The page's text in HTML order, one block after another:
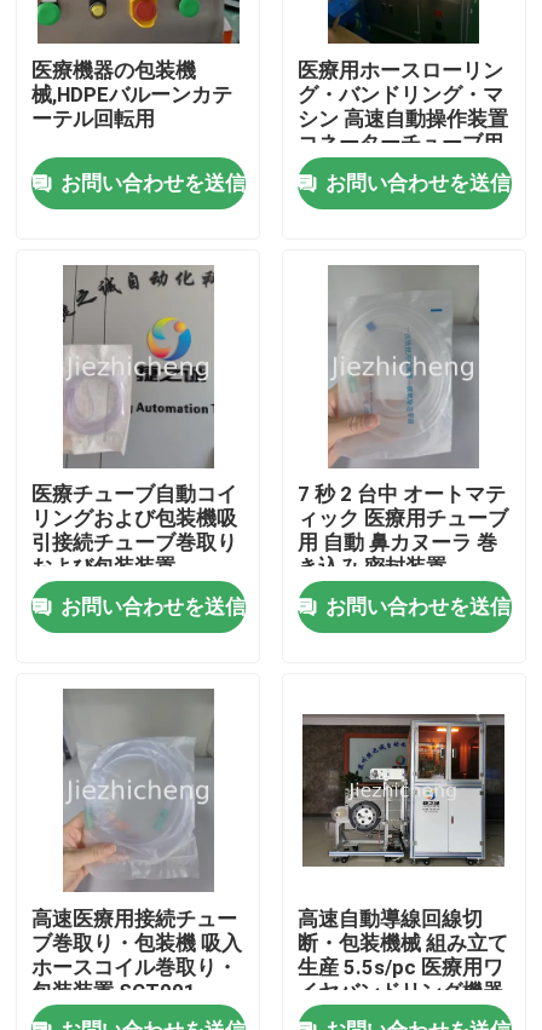
家へ
製品
ビデオ
わたしたち に つい て
工場 ツアー
連絡 ください
引金 を 求め て ください
医療機器の包装機械
機械を作る医療機器
医療機器の包装機
械,HDPEバルーンカテ
ーテル回転用
お問い合わせを送信
医療用ホースローリン
グ・バンドリング・マ
シン 高速自動操作装置
コネーターチューブ用
のローリング・バンド
リング機器 LJG001
お問い合わせを送信
医療チューブ自動コイ
リングおよび包装機吸
引接続チューブ巻取り
および包装装置
XYG001
お問い合わせを送信
7 秒 2 台中 オートマテ
ィック 医療用チューブ
用 自動 鼻カヌーラ 巻
き込み 密封装置
BYG002
お問い合わせを送信
高速医療用接続チュー
ブ巻取り・包装機 吸入
ホースコイル巻取り・
包装装置 SCT001
高速自動導線回線切
断・包装機械 組み立て
生産 5.5s/pc 医療用ワ
イヤバンドリング機器
RGJ001